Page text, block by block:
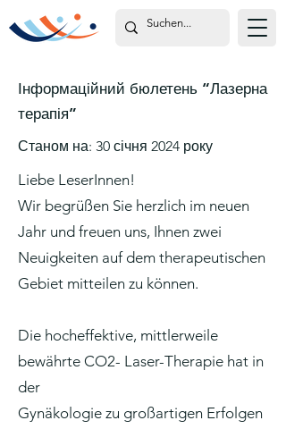
Інформаційний бюлетень “Лазерна
терапія”
Станом на: 30 січня 2024 року
Liebe LeserInnen!
Wir begrüßen Sie herzlich im neuen
Jahr und freuen uns, Ihnen zwei
Neuigkeiten auf dem therapeutischen
Gebiet mitteilen zu können.
Die hocheffektive, mittlerweile
bewährte CO2- Laser-Therapie hat in
der
Gynäkologie zu großartigen Erfolgen